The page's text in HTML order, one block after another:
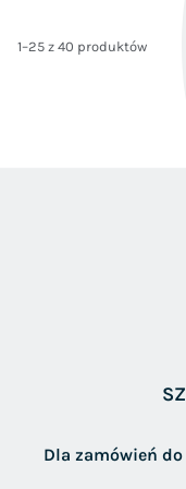
1–25 z 40 produktów
Dla zamówień do